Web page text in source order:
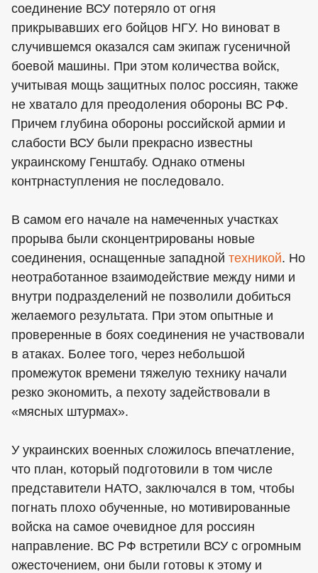
соединение ВСУ потеряло от огня
прикрывавших его бойцов НГУ. Но виноват в
случившемся оказался сам экипаж гусеничной
боевой машины. При этом количества войск,
учитывая мощь защитных полос россиян, также
не хватало для преодоления обороны ВС РФ.
Причем глубина обороны российской армии и
слабости ВСУ были прекрасно известны
украинскому Генштабу. Однако отмены
контрнаступления не последовало.
В самом его начале на намеченных участках
прорыва были сконцентрированы новые
соединения, оснащенные западной техникой. Но
неотработанное взаимодействие между ними и
внутри подразделений не позволили добиться
желаемого результата. При этом опытные и
проверенные в боях соединения не участвовали
в атаках. Более того, через небольшой
промежуток времени тяжелую технику начали
резко экономить, а пехоту задействовали в
«мясных штурмах».
У украинских военных сложилось впечатление,
что план, который подготовили в том числе
представители НАТО, заключался в том, чтобы
погнать плохо обученные, но мотивированные
войска на самое очевидное для россиян
направление. ВС РФ встретили ВСУ с огромным
ожесточением, они были готовы к этому и